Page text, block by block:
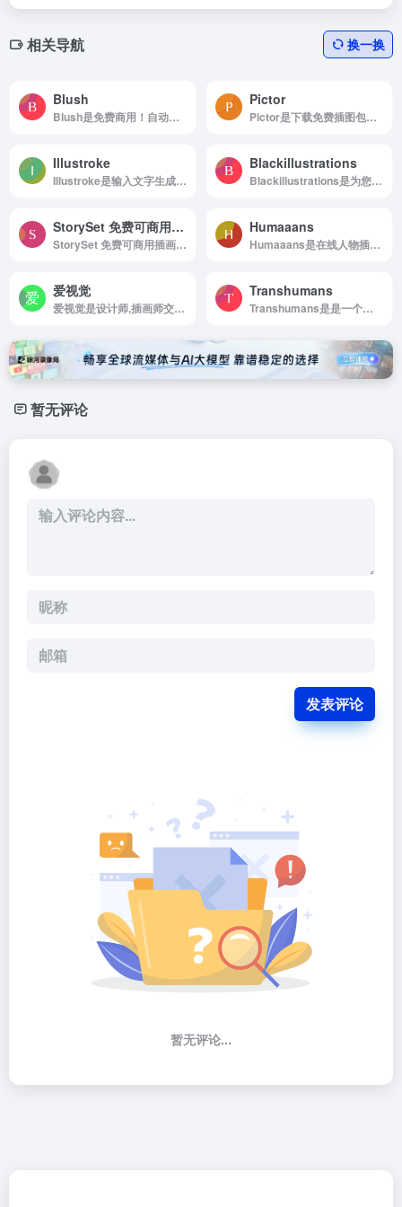
相关导航 换一换
Blush
Blush是免费商用！自动生成免费可商用矢量插画
Pictor
Pictor是下载免费插图包以构建您自己的场景或从预制示例中进行选择。 随心所欲地用于移动和网络。 无需归属。
Illustroke
Illustroke是输入文字生成SVG插画
Blackillustrations
Blackillustrations是为您的下一个数字项目绘制的黑人插图| 高分辨率照片| CLIPARTO 黑色插图
StorySet 免费可商用插画素材
StorySet 免费可商用插画素材是免费可商用插画素材
Humaaans
Humaaans是在线人物插画生成神器，各种可自定义。用捏脸做设计。
爱视觉
爱视觉是设计师,插画师交流平台
Transhumans
Transhumans是是一个致力于提供免费科幻人物插图的网站，专注于为设计师、艺术家和创意工作者提供高质量的SVG和PNG素材。
暂无评论
发表评论
暂无评论...